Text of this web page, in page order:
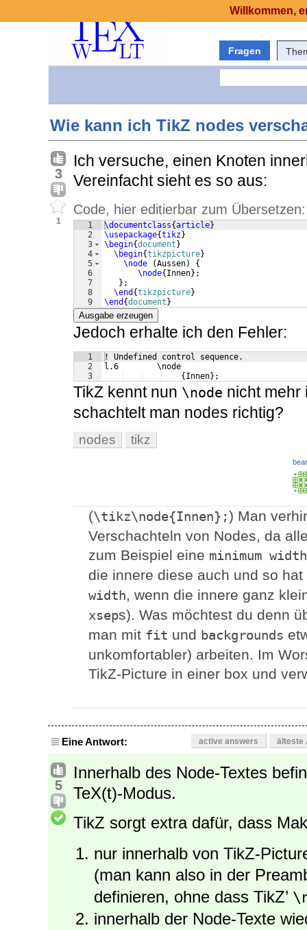
Fragen
Wie kann ich TikZ nodes
3
1
Ich versuche, einen Knoten
Vereinfacht sieht es so aus:
Code, hier editierbar zum Übersetzen:
1
2
3
4
5
6
7
8
9
\documentclass{article}
\usepackage{tikz}
\begin{document }
\begin{tikzpicture}
\node
(Aussen)
{
\node{ Innen} ;
} ;
\end {tikzpicture}
\end {document }
Ausgabe erzeugen
Jedoch erhalte ich den Fehler:
1
2
3
! Undefined control sequence.
l.6        \node
    {Innen};
TikZ kennt nun \node nicht mehr
schachtelt man nodes richtig?
nodes tikz
(\tikz\node{Innen};) Man
Verschachteln von Nodes, da
zum Beispiel eine minimum width
die innere diese auch und so
width, wenn die innere ganz
xseps). Was möchtest du denn
man mit fit und backgrounds
unkomfortabler) arbeiten. Im
TikZ-Picture in einer box und
Eine Antwort: active answers älteste
5
Innerhalb des Node-Textes
TeX(t)-Modus.
TikZ sorgt extra dafür, dass
nur innerhalb von TikZ-
(man kann also in der
definieren, ohne dass TikZ’
innerhalb der Node-Texte
Willkommen,